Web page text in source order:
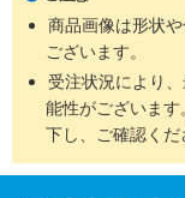
商品画像は形状
ございます。
受注状況により
能性がございま
下し、ご確認くだ